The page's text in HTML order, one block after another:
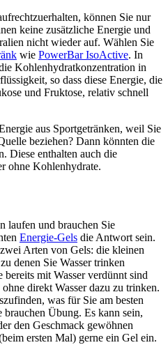
können Sie nur
keine zusätzliche Energie und
nicht wieder auf. Wählen Sie
wie PowerBar IsoActive. In
Kohlenhydratkonzentration in
so dass diese Energie, die
und Fruktose, relativ schnell
aus Sportgetränken, weil Sie
beziehen? Dann könnten die
Diese enthalten auch die
ohne Kohlenhydrate.
laufen und brauchen Sie
Energie-Gels die Antwort sein.
Arten von Gels: die kleinen
denen Sie Wasser trinken
bereits mit Wasser verdünnt sind
direkt Wasser dazu zu trinken.
was für Sie am besten
Übung. Es kann sein,
den Geschmack gewöhnen
ersten Mal) gerne ein Gel ein.